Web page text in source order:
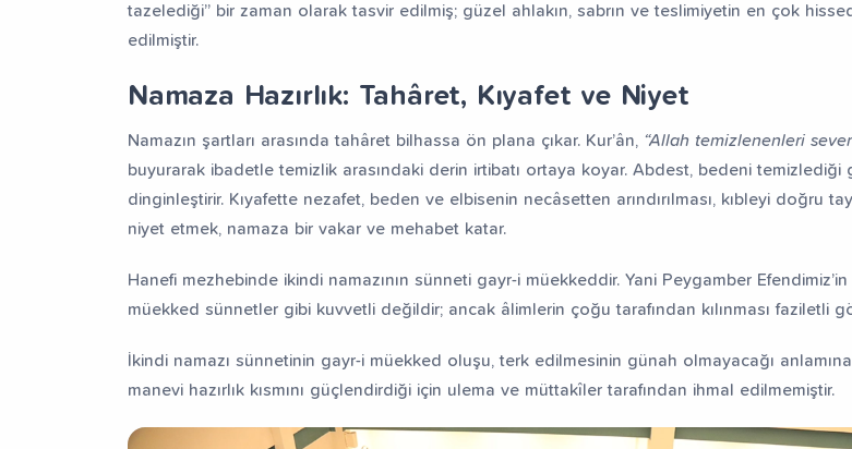
tazelediği” bir zaman olarak tasvir edilmiş; güzel ahlakın, sabrın ve teslimiyetin en çok
edilmiştir.
Namaza Hazırlık: Tahâret, Kıyafet ve Niyet
Namazın şartları arasında tahâret bilhassa ön plana çıkar. Kur’ân, “Allah temizlenenleri
buyurarak ibadetle temizlik arasındaki derin irtibatı ortaya koyar. Abdest, bedeni temizlediği
dinginleştirir. Kıyafette nezafet, beden ve elbisenin necâsetten arındırılması, kıbleyi doğru
niyet etmek, namaza bir vakar ve mehabet katar.
Hanefi mezhebinde ikindi namazının sünneti gayr-i müekkeddir. Yani Peygamber
müekked sünnetler gibi kuvvetli değildir; ancak âlimlerin çoğu tarafından kılınması faziletli
İkindi namazı sünnetinin gayr-i müekked oluşu, terk edilmesinin günah olmayacağı
manevi hazırlık kısmını güçlendirdiği için ulema ve müttakîler tarafından ihmal edilmemiştir.